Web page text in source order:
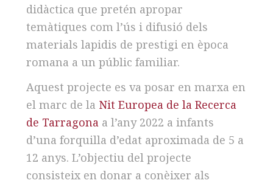
didàctica que pretén apropar
temàtiques com l’ús i difusió dels
materials lapidis de prestigi en època
romana a un públic familiar.
Aquest projecte es va posar en marxa en
el marc de la Nit Europea de la Recerca
de Tarragona a l’any 2022 a infants
d’una forquilla d’edat aproximada de 5 a
12 anys. L’objectiu del projecte
consisteix en donar a conèixer als